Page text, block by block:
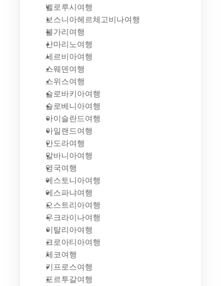
벨로루시여행
보스니아헤르체고비나여행
불가리여행
산마리노여행
세르비아여행
스웨덴여행
스위스여행
슬로바키아여행
슬로베니아여행
아이슬란드여행
아일랜드여행
안도라여행
알바니아여행
영국여행
에스토니아여행
에스파냐여행
오스트리아여행
우크라이나여행
이탈리아여행
크로아티아여행
체코여행
키프로스여행
포르투갈여행